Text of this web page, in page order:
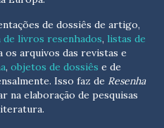
de dossiês de artigo,
de livros resenhados, listas de
os arquivos das revistas e
, objetos de dossiês e de
. Isso faz de Resenha
na elaboração de pesquisas